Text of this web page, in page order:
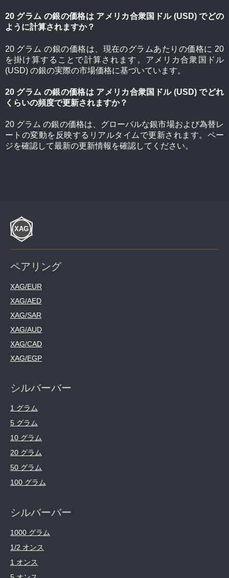
20 グラム の銀の価格は アメリカ合衆国ドル (USD) でどの
ように計算されますか？
20 グラム の銀の価格は、現在のグラムあたりの価格に 20
を掛け算することで計算されます。アメリカ合衆国ドル
(USD) の銀の実際の市場価格に基づいています。
20 グラム の銀の価格は アメリカ合衆国ドル (USD) でどれ
くらいの頻度で更新されますか？
20 グラム の銀の価格は、グローバルな銀市場および為替レ
ートの変動を反映するリアルタイムで更新されます。ペー
ジを確認して最新の更新情報を確認してください。
ペアリング
XAG/EUR
XAG/AED
XAG/SAR
XAG/AUD
XAG/CAD
XAG/EGP
シルバーバー
1 グラム
5 グラム
10 グラム
20 グラム
50 グラム
100 グラム
シルバーバー
1000 グラム
1/2 オンス
1 オンス